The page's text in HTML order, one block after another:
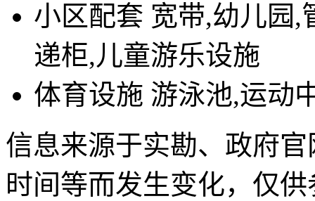
小区配套 宽带,幼儿园,
递柜,儿童游乐设施
体育设施 游泳池,运动
信息来源于实勘、政府
时间等而发生变化，仅